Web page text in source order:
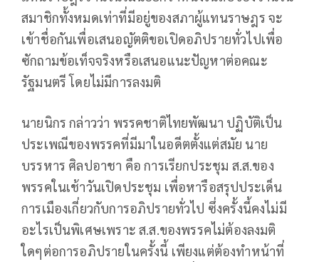
สมาชิกทั้งหมดเท่าที่มีอยู่ของสภาผู้แทนราษฎร จะ
เข้าชื่อกันเพื่อเสนอญัตติขอเปิดอภิปรายทั่วไปเพื่อ
ซักถามข้อเท็จจริงหรือเสนอแนะปัญหาต่อคณะ
รัฐมนตรี โดยไม่มีการลงมติ
นายนิกร กล่าวว่า พรรคชาติไทยพัฒนา ปฏิบัติเป็น
ประเพณีของพรรคที่มีมาในอดีตตั้งแต่สมัย นาย
บรรหาร ศิลปอาชา คือ การเรียกประชุม ส.ส.ของ
พรรคในเช้าวันเปิดประชุม เพื่อหารือสรุปประเด็น
การเมืองเกี่ยวกับการอภิปรายทั่วไป ซึ่งครั้งนี้คงไม่มี
อะไรเป็นพิเศษเพราะ ส.ส.ของพรรคไม่ต้องลงมติ
ใดๆต่อการอภิปรายในครั้งนี้ เพียงแต่ต้องทำหน้าที่